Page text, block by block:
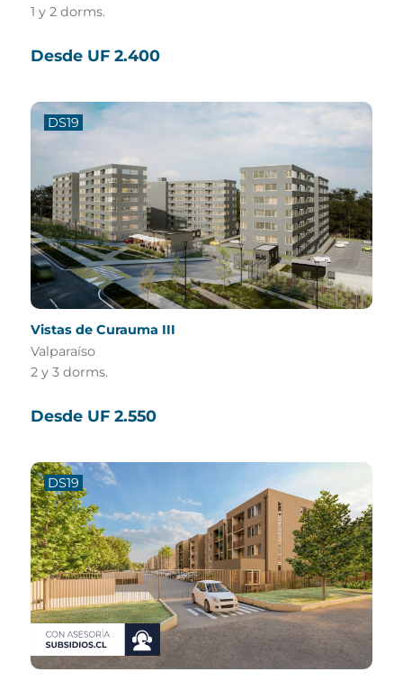
1 y 2 dorms.
Desde UF 2.400
DS19
Vistas de Curauma III
Valparaíso
2 y 3 dorms.
Desde UF 2.550
DS19